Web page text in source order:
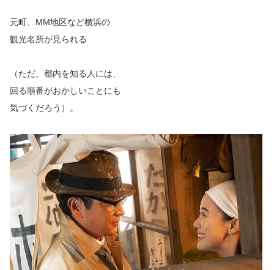
元町、MM地区など横浜の
観光名所が見られる
（ただ、都内を知る人には、
回る順番がおかしいことにも
気づくだろう）。